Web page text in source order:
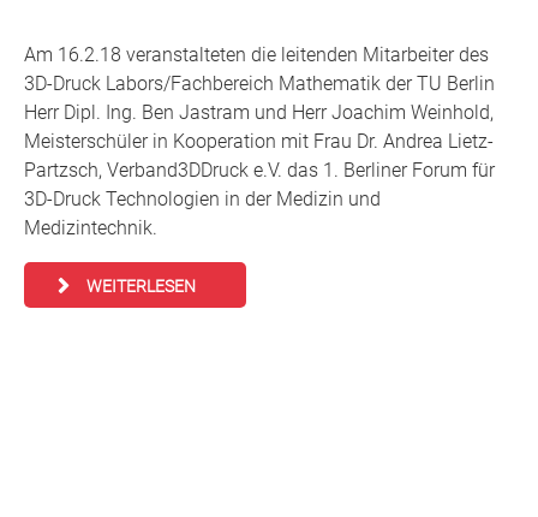
Am 16.2.18 veranstalteten die leitenden Mitarbeiter des
3D-Druck Labors/Fachbereich Mathematik der TU Berlin
Herr Dipl. Ing. Ben Jastram und Herr Joachim Weinhold,
Meisterschüler in Kooperation mit Frau Dr. Andrea Lietz-
Partzsch, Verband3DDruck e.V. das 1. Berliner Forum für
3D-Druck Technologien in der Medizin und
Medizintechnik.
WEITERLESEN